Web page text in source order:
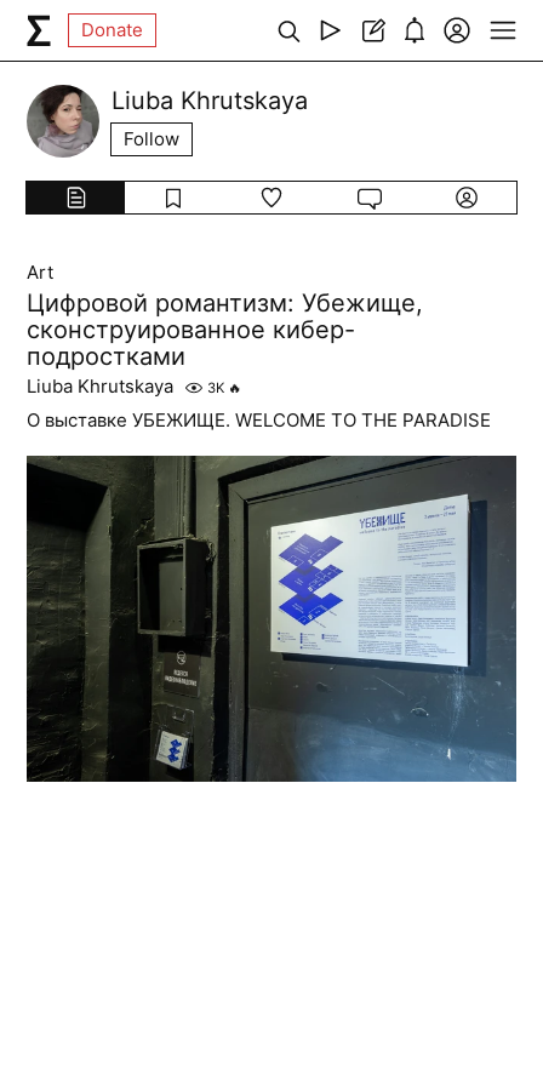
Donate
Liuba Khrutskaya
Follow
Art
Цифровой романтизм: Убежище,
сконструированное кибер-
подростками
Liuba Khrutskaya 3K 🔥
О выставке УБЕЖИЩЕ. WELCOME TO THE PARADISE